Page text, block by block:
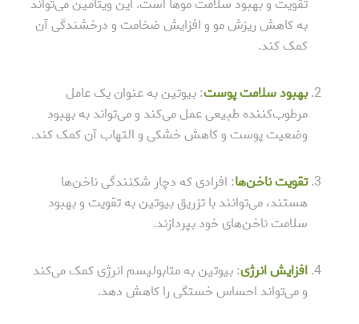
به کاهش ریزش مو و افزایش ضخامت و درخشندگی آن
کمک کند.
بهبود سلامت پوست: بیوتین به عنوان یک عامل
مرطوب‌کننده طبیعی عمل می‌کند و می‌تواند به بهبود
وضعیت پوست و کاهش خشکی و التهاب آن کمک کند.
تقویت ناخن‌ها: افرادی که دچار شکنندگی ناخن‌ها
هستند، می‌توانند با تزریق بیوتین به تقویت و بهبود
سلامت ناخن‌های خود بپردازند.
افزایش انرژی: بیوتین به متابولیسم انرژی کمک می‌کند
و می‌تواند احساس خستگی را کاهش دهد.